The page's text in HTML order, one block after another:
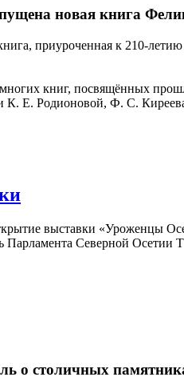
новая книга
приуроченная к 210-
книг, посвящённых
К. Е. Родионовой, Ф. С.
выставки «Уроженцы
Северной Осетии
о столичных